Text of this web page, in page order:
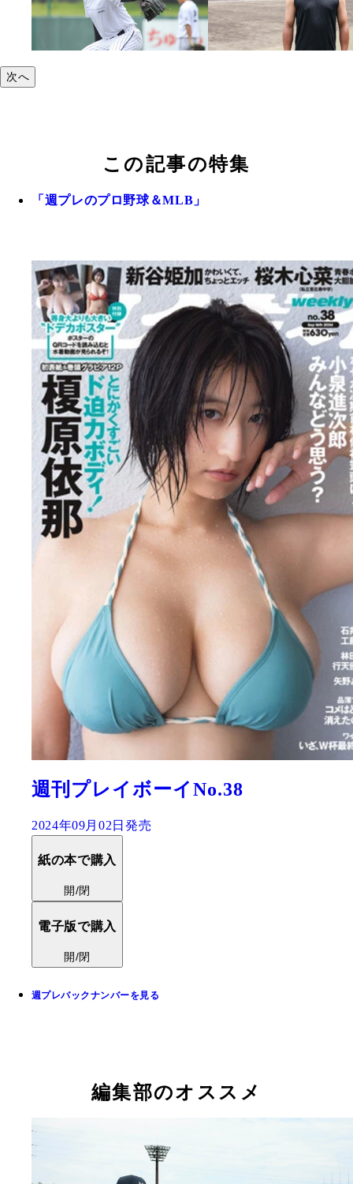
次へ
この記事の特集
「週プレのプロ野球＆MLB」
週刊プレイボーイNo.38
2024年09月02日発売
紙の本で購入
開/閉
電子版で購入
開/閉
週プレバックナンバーを見る
編集部のオススメ